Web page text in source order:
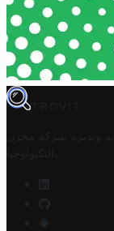
TROVIT
وتديره
شركة مخزن
التكنولوجيا